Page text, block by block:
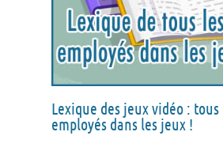
Lexique des jeux vidéo :
employés dans les jeux !